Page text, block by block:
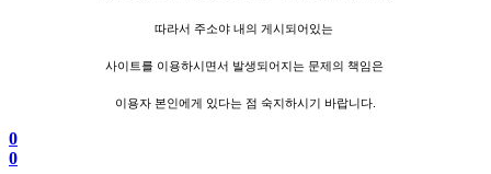
따라서 주소야 내의 게시되어있는
사이트를 이용하시면서 발생되어지는 문제의 책임은
이용자 본인에게 있다는 점 숙지하시기 바랍니다.
0
0